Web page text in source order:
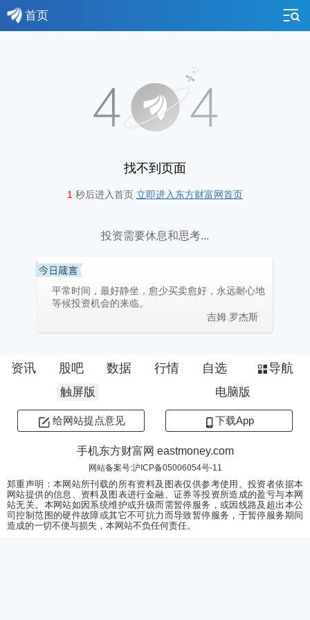
首页
找不到页面
1 秒后进入首页 立即进入东方财富网首页
投资需要休息和思考...
平常时间，最好静坐，愈少买卖愈好，永远耐心地
等候投资机会的来临。
吉姆.罗杰斯
资讯 股吧 数据 行情 自选 导航
触屏版 电脑版
给网站提点意见 下载App
手机东方财富网 eastmoney.com
网站备案号:沪ICP备05006054号-11
郑重声明：本网站所刊载的所有资料及图表仅供参考使用。投资者依据本
网站提供的信息、资料及图表进行金融、证券等投资所造成的盈亏与本网
站无关。本网站如因系统维护或升级而需暂停服务，或因线路及超出本公
司控制范围的硬件故障或其它不可抗力而导致暂停服务，于暂停服务期间
造成的一切不便与损失，本网站不负任何责任。